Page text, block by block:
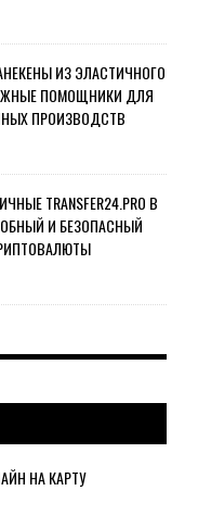
ИЗ ЭЛАСТИЧНОГО
ПОМОЩНИКИ ДЛЯ
ПРОИЗВОДСТВ
TRANSFER24.PRO В
И БЕЗОПАСНЫЙ
НА КАРТУ